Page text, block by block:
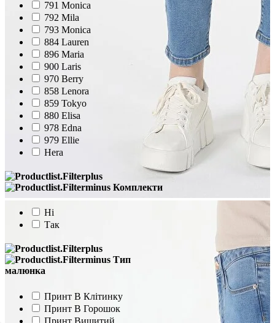
791 Monica
792 Mila
793 Monica
884 Lauren
896 Maria
900 Laris
970 Berry
858 Lenora
859 Tokyo
880 Elisa
978 Edna
979 Ellie
Hera
Комплекти
Ні
Так
Тип
малюнка
Принт В Клітинку
Принт В Горошок
Принт Вишитий